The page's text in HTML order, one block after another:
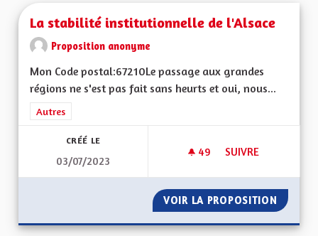
La stabilité institutionnelle de l'Alsace
Proposition anonyme
Mon Code postal:67210Le passage aux grandes
régions ne s'est pas fait sans heurts et oui, nous...
Filtrer les résultats de la catégorie : Autres
Autres
CRÉÉ LE
03/07/2023
49 49 ABONNÉS
SUIVRE
VOIR LA PROPOSITION LA